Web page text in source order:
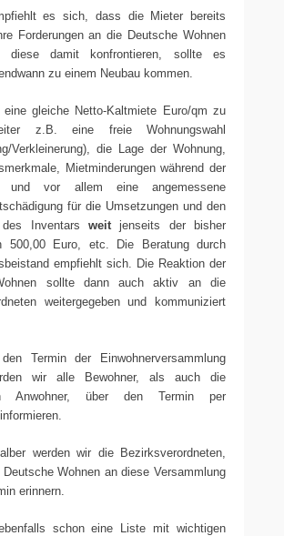
es sich, dass die Mieter bereits
Forderungen an die Deutsche Wohnen
diese damit konfrontieren, sollte es
zu einem Neubau kommen.
gleiche Netto-Kaltmiete Euro/qm zu
z.B. eine freie Wohnungswahl
Verkleinerung), die Lage der Wohnung,
Mietminderungen während der
und vor allem eine angemessene
für die Umsetzungen und den
des Inventars weitjenseits der bisher
500,00 Euro, etc. Die Beratung durch
empfiehlt sich. Die Reaktion der
sollte dann auch aktiv an die
weitergegeben und kommuniziert
Termin der Einwohnerversammlung
wir alle Bewohner, als auch die
Anwohner, über den Termin per
werden wir die Bezirksverordneten,
Wohnen an diese Versammlung
erinnern.
schon eine Liste mit wichtigen